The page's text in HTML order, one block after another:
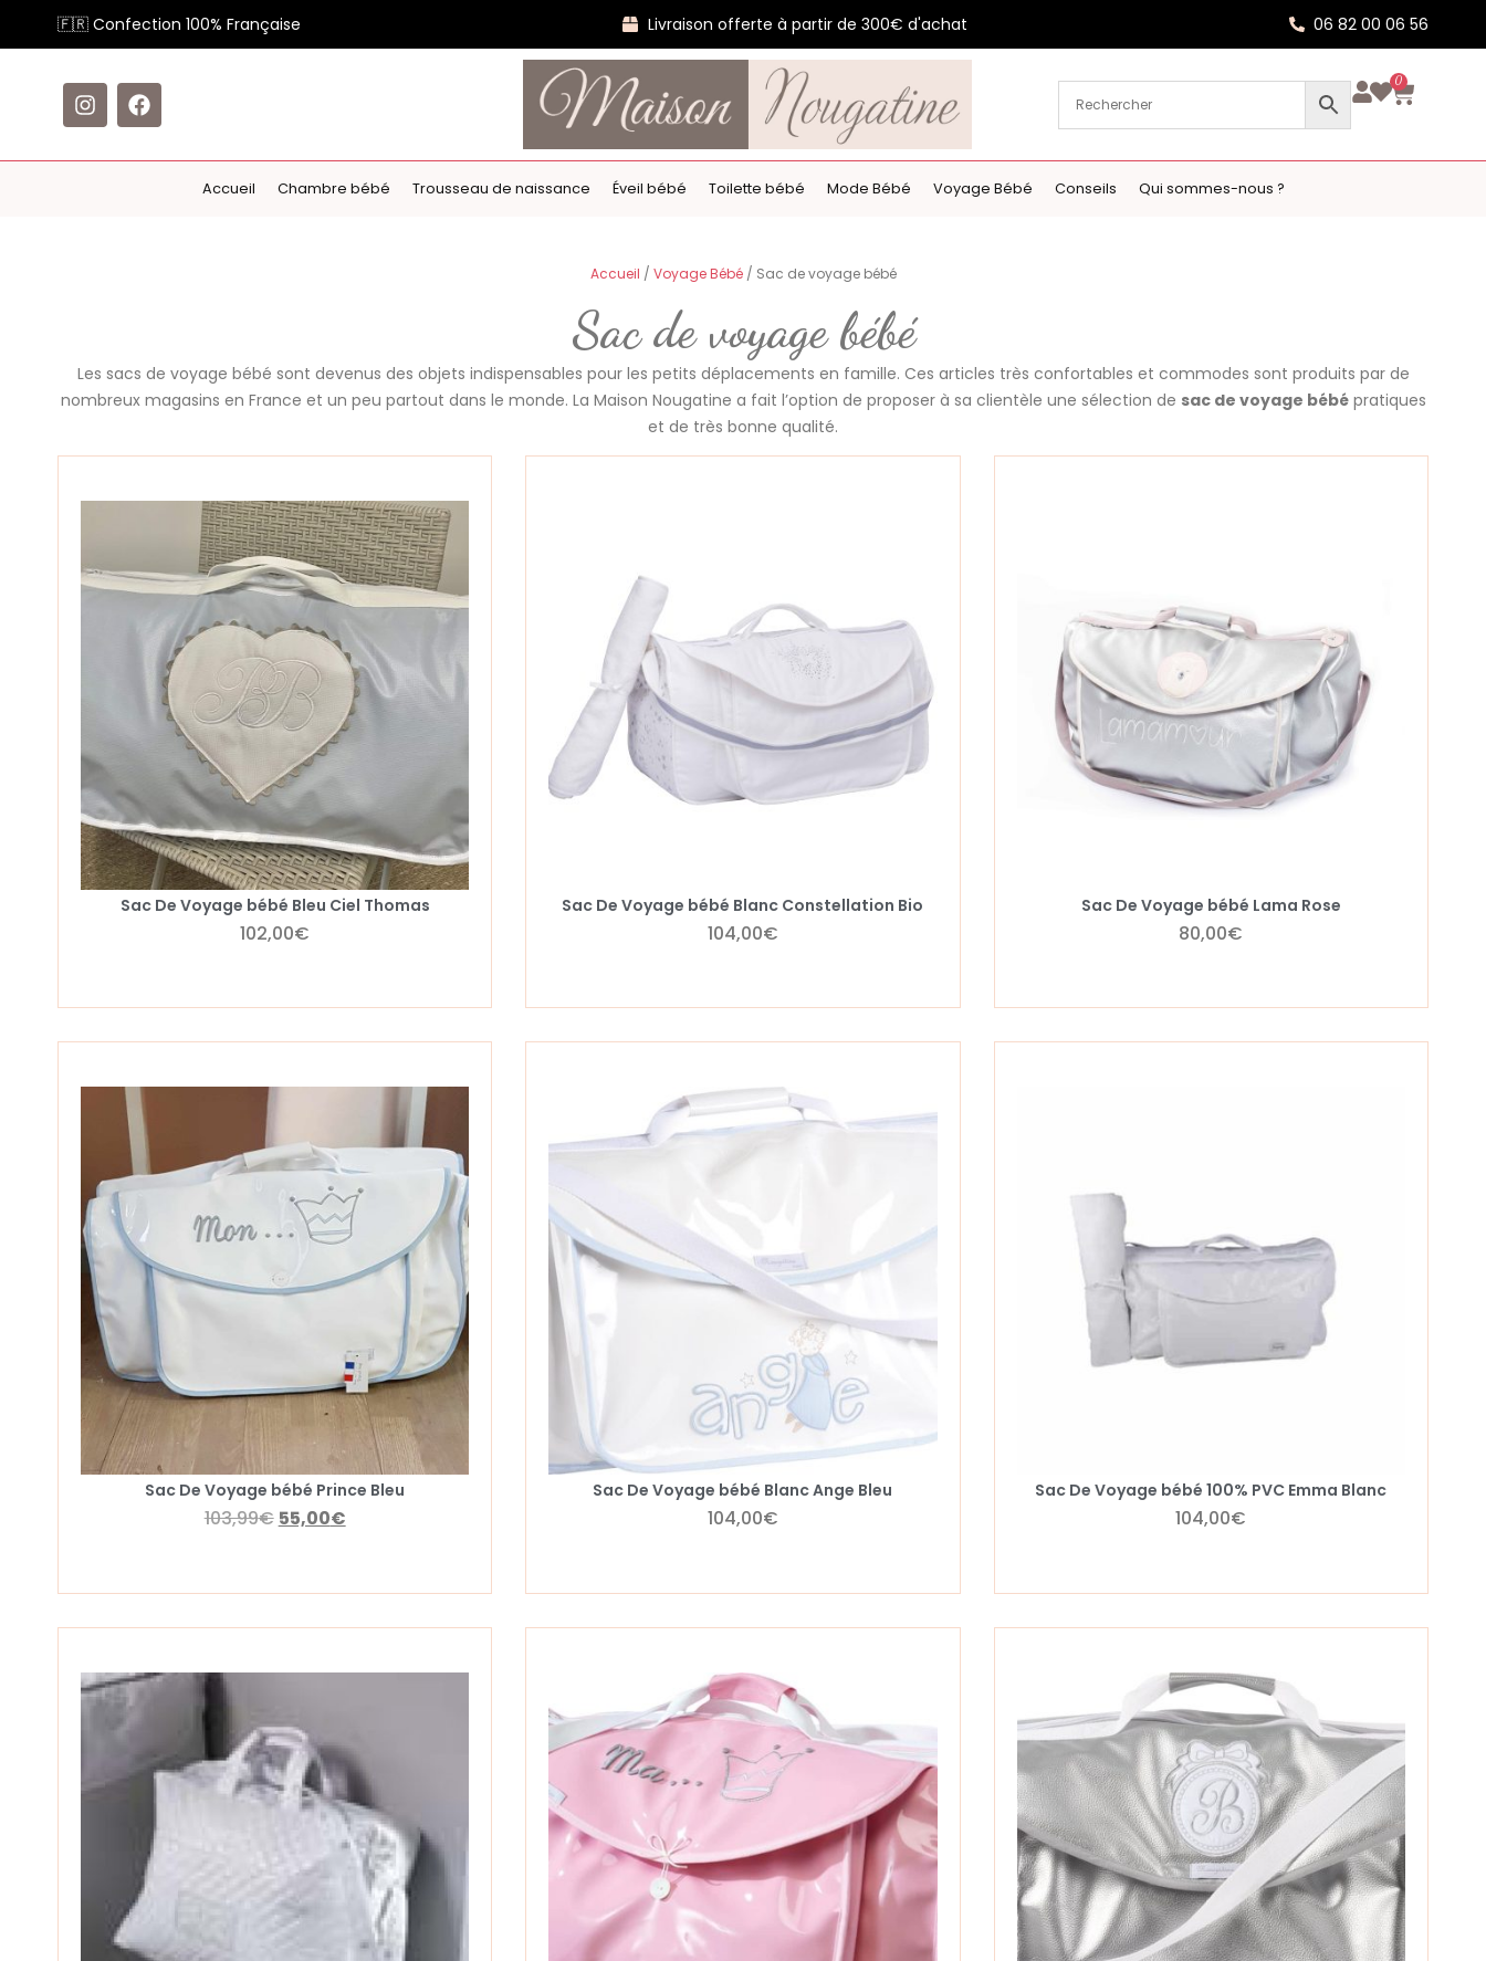
🇫🇷 Confection 100% Française Livraison offerte à partir de 300€ d'achat 06 82 00 06 56
0
Accueil Chambre bébé Trousseau de naissance Éveil bébé Toilette bébé Mode Bébé Voyage Bébé Conseils Qui sommes-nous ?
Accueil / Voyage Bébé/ Sac de voyage bébé
Sac de voyage bébé
Les sacs de voyage bébé sont devenus des objets indispensables pour les petits déplacements en famille. Ces articles très confortables et commodes sont produits par de
nombreux magasins en France et un peu partout dans le monde. La Maison Nougatine a fait l’option de proposer à sa clientèle une sélection de sac de voyage bébépratiques
et de très bonne qualité.
Sac De Voyage bébé Bleu Ciel Thomas
102,00€
Sac De Voyage bébé Blanc Constellation Bio
104,00€
Sac De Voyage bébé Lama Rose
80,00€
Sac De Voyage bébé Prince Bleu
103,99€ 55,00€
Sac De Voyage bébé Blanc Ange Bleu
104,00€
Sac De Voyage bébé 100% PVC Emma Blanc
104,00€